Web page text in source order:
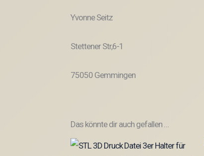
Yvonne Seitz
Stettener Str,6-1
75050 Gemmingen
Das könnte dir auch gefallen …